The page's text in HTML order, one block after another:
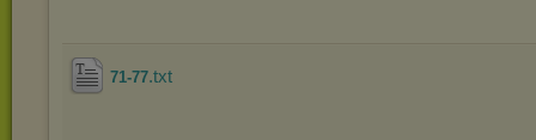
71-77.txt